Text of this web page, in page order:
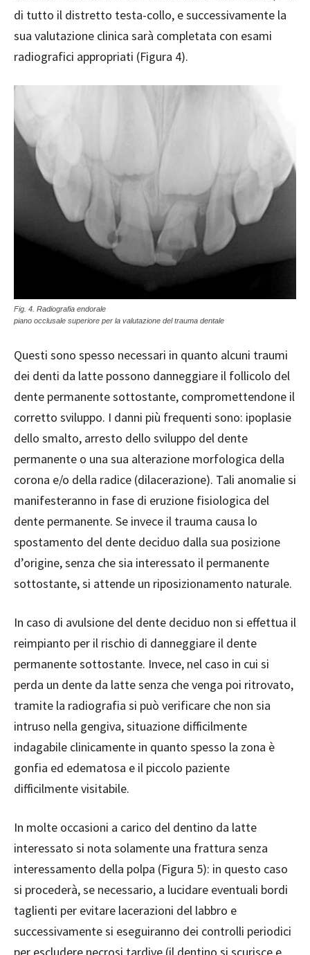
di tutto il distretto testa-collo, e successivamente la
sua valutazione clinica sarà completata con esami
radiografici appropriati (Figura 4).
Fig. 4. Radiografia endorale
piano occlusale superiore per la valutazione del trauma dentale
Questi sono spesso necessari in quanto alcuni traumi
dei denti da latte possono danneggiare il follicolo del
dente permanente sottostante, compromettendone il
corretto sviluppo. I danni più frequenti sono: ipoplasie
dello smalto, arresto dello sviluppo del dente
permanente o una sua alterazione morfologica della
corona e/o della radice (dilacerazione). Tali anomalie si
manifesteranno in fase di eruzione fisiologica del
dente permanente. Se invece il trauma causa lo
spostamento del dente deciduo dalla sua posizione
d’origine, senza che sia interessato il permanente
sottostante, si attende un riposizionamento naturale.
In caso di avulsione del dente deciduo non si effettua il
reimpianto per il rischio di danneggiare il dente
permanente sottostante. Invece, nel caso in cui si
perda un dente da latte senza che venga poi ritrovato,
tramite la radiografia si può verificare che non sia
intruso nella gengiva, situazione difficilmente
indagabile clinicamente in quanto spesso la zona è
gonfia ed edematosa e il piccolo paziente
difficilmente visitabile.
In molte occasioni a carico del dentino da latte
interessato si nota solamente una frattura senza
interessamento della polpa (Figura 5): in questo caso
si procederà, se necessario, a lucidare eventuali bordi
taglienti per evitare lacerazioni del labbro e
successivamente si eseguiranno dei controlli periodici
per escludere necrosi tardive (il dentino si scurisce e